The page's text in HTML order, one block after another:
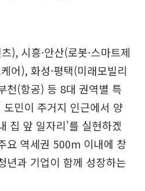
), 시흥·안산(로봇·스마트제
어), 화성·평택(미래모빌리
천(항공) 등 8대 권역별 특
민이 주거지 인근에서 양
집 앞 일자리'를 실현하겠
요 역세권 500m 이내에 창
년과 기업이 함께 성장하는